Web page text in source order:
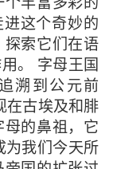
这个奇妙的
索它们在语
。 字母王国
溯到公元前
在古埃及和腓
的鼻祖，它
为我们今天所